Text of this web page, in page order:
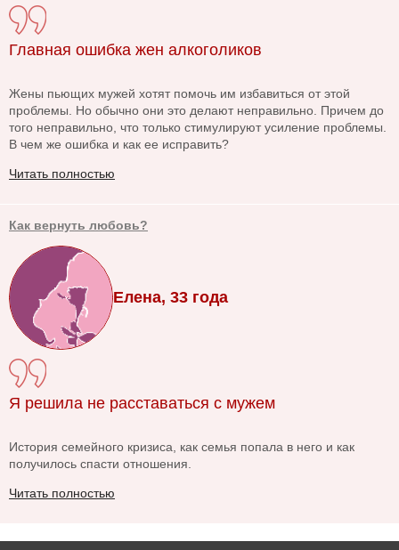
Главная ошибка жен алкоголиков
Жены пьющих мужей хотят помочь им избавиться от этой
проблемы. Но обычно они это делают неправильно. Причем до
того неправильно, что только стимулируют усиление проблемы.
В чем же ошибка и как ее исправить?
Читать полностью
Как вернуть любовь?
Елена, 33 года
Я решила не расставаться с мужем
История семейного кризиса, как семья попала в него и как
получилось спасти отношения.
Читать полностью